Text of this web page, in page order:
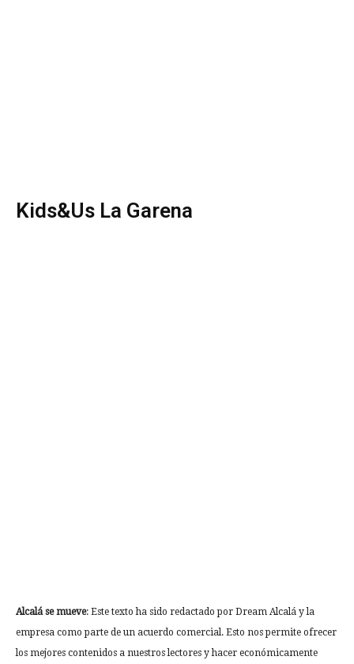
Kids&Us La Garena
Alcalá se mueve: Este texto ha sido redactado por Dream Alcalá y la
empresa como parte de un acuerdo comercial. Esto nos permite ofrecer
los mejores contenidos a nuestros lectores y hacer económicamente